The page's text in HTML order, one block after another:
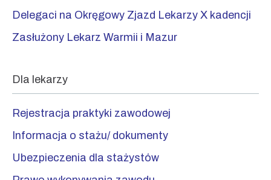
Delegaci na Okręgowy Zjazd Lekarzy X kadencji
Zasłużony Lekarz Warmii i Mazur
Dla lekarzy
Rejestracja praktyki zawodowej
Informacja o stażu/ dokumenty
Ubezpieczenia dla stażystów